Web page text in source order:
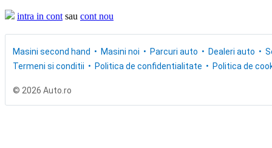
intra in cont sau cont nou
Masini second hand Masini noi Parcuri auto Dealeri auto
Termeni si conditii
Politica de confidentialitate Politica de
© 2026 Auto.ro